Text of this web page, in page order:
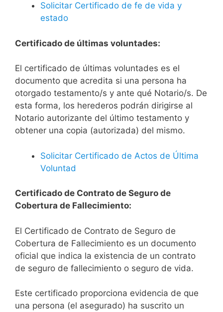
Solicitar Certificado de fe de vida y
estado
Certificado de últimas voluntades:
El certificado de últimas voluntades es el
documento que acredita si una persona ha
otorgado testamento/s y ante qué Notario/s. De
esta forma, los herederos podrán dirigirse al
Notario autorizante del último testamento y
obtener una copia (autorizada) del mismo.
Solicitar Certificado de Actos de Última
Voluntad
Certificado de Contrato de Seguro de
Cobertura de Fallecimiento:
El Certificado de Contrato de Seguro de
Cobertura de Fallecimiento es un documento
oficial que indica la existencia de un contrato
de seguro de fallecimiento o seguro de vida.
Este certificado proporciona evidencia de que
una persona (el asegurado) ha suscrito un